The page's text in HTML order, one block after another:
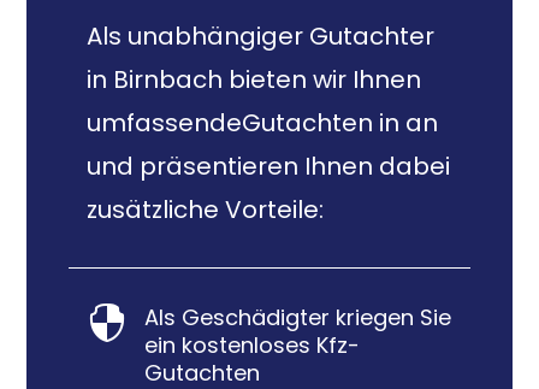
Als unabhängiger Gutachter
in Birnbach bieten wir Ihnen
umfassendeGutachten in an
und präsentieren Ihnen dabei
zusätzliche Vorteile:

Als Geschädigter kriegen Sie
ein kostenloses Kfz-
Gutachten